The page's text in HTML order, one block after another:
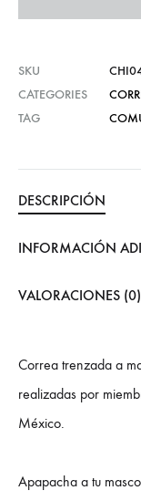
SKU
CATEGORIES
TAG
DESCRIPCIÓN
INFORMACIÓN
VALORACIONES (0)
Correa trenzada a
realizadas por
México.
Apapacha a tu